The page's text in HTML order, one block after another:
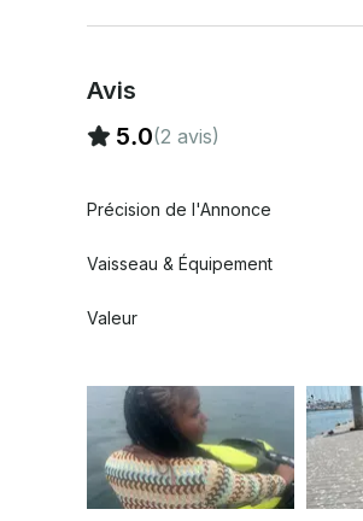
Avis
5.0(2 avis)
Précision de l'Annonce
Vaisseau & Équipement
Valeur